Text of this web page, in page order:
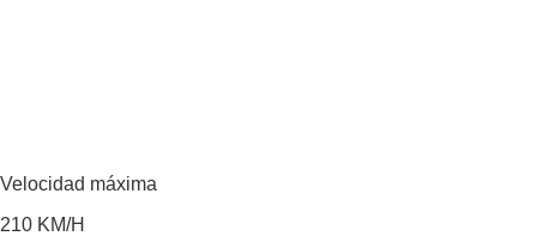
Velocidad máxima
210 KM/H